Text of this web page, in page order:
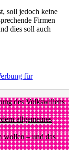
soll jedoch keine
Firmen
dies soll auch
für
des Volkswillens
allgemeines
wollen – und das